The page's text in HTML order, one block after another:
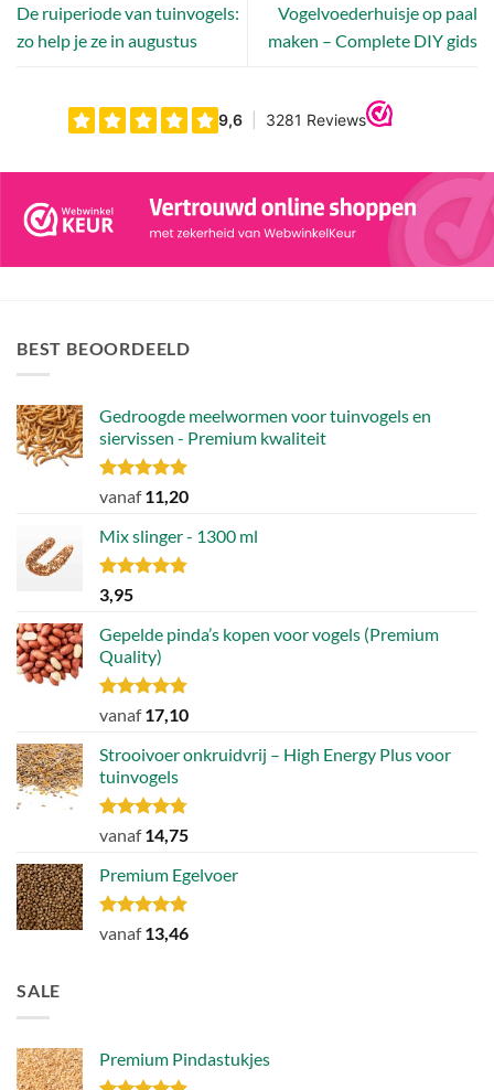
De ruiperiode van tuinvogels:
zo help je ze in augustus
Vogelvoederhuisje op paal
maken – Complete DIY gids
BEST BEOORDEELD
Gedroogde meelwormen voor tuinvogels en
siervissen - Premium kwaliteit
Gewaardeerd
uit 5
vanaf11,20
Mix slinger - 1300 ml
Gewaardeerd
4.79
3,95
Gepelde pinda’s kopen voor vogels (Premium
Quality)
Gewaardeerd
uit 5
vanaf17,10
Strooivoer onkruidvrij – High Energy Plus voor
tuinvogels
Gewaardeerd
uit 5
vanaf14,75
Premium Egelvoer
Gewaardeerd
uit 5
vanaf13,46
SALE
Premium Pindastukjes